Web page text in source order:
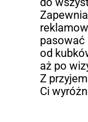
pasować
od
aż po
Z
Ci